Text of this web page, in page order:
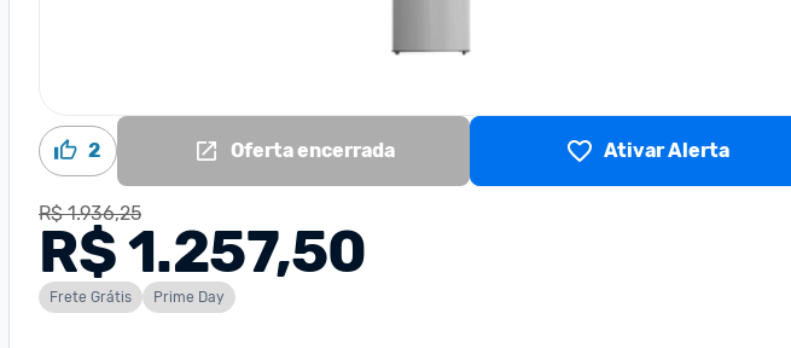
2 Oferta encerrada Ativar Alerta
R$ 1.936,25
R$ 1.257,50
Frete Grátis Prime Day